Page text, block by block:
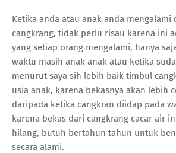
Ketika anda atau anak anda mengalami
cangkrang, tidak perlu risau karena ini
yang setiap orang mengalami, hanya
waktu masih anak anak atau ketika
menurut saya sih lebih baik timbul
usia anak, karena bekasnya akan lebih
daripada ketika cangkran diidap pada
karena bekas dari cangkrang cacar air
hilang, butuh bertahun tahun untuk
secara alami.